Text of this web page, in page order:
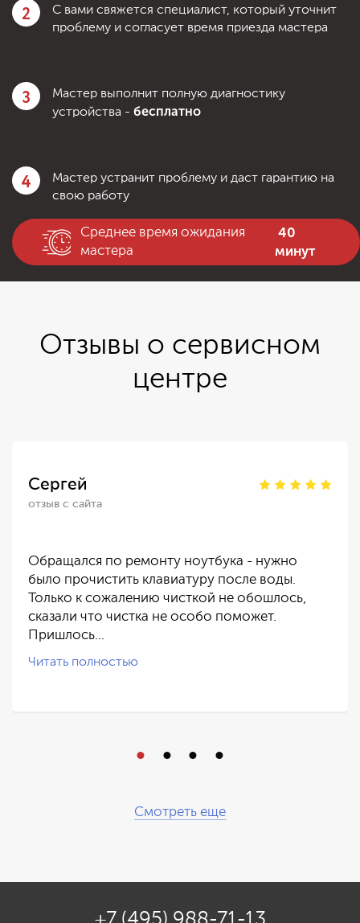
2
С вами свяжется специалист, который уточнит
проблему и согласует время приезда мастера
3
Мастер выполнит полную диагностику
устройства - бесплатно
4
Мастер устранит проблему и даст гарантию на
свою работу
Среднее время ожидания
мастера
40
минут
Отзывы о сервисном
центре
Сергей
отзыв с сайта
Обращался по ремонту ноутбука - нужно
было прочистить клавиатуру после воды.
Только к сожалению чисткой не обошлось,
сказали что чистка не особо поможет.
Пришлось…
Читать полностью
Смотреть еще